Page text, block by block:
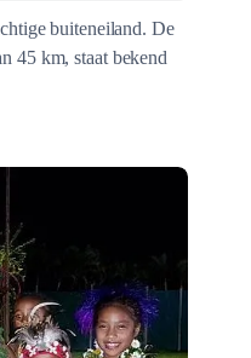
buiteneiland. De
45 km, staat bekend